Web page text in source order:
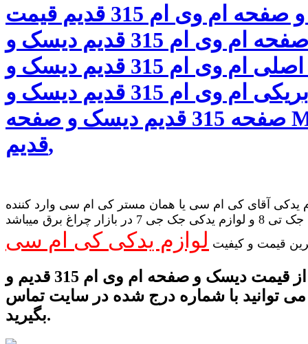
دیسک و صفحه ام وی ام 315 قدیم قیمت
دیسک و صفحه ام وی ام 315 قدیم دیسک و
صفحه اصلی ام وی ام 315 قدیم دیسک و
صفحه فابریکی ام وی ام 315 قدیم دیسک و
صفحه 315 قدیم دیسک و صفحه MVM 315
قدیم,
یدکی آقای کی ام سی یا همان مستر کی ام سی وارد کننده
لوازم یدکی جک تی 8 و لوازم یدکی جک جی 7 در بازار چراغ برق میباشد
قیمت و کیفیت لوازم یدکی کی ام سی
برای اطلاع از قیمت دیسک و صفحه ام وی ام 315 قدیم و
توانید با شماره درج شده در سایت تماس
بگیرید.